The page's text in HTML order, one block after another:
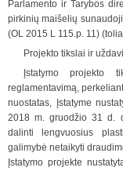
Parlamento ir Tarybos
pirkinių maišelių
(OL 2015 L 115.p. 11)
Projekto tikslai ir
Įstatymo projekto
reglamentavimą,
nuostatas, Įstatyme
2018 m. gruodžio 31 d.
dalinti lengvuosius
galimybė netaikyti
Įstatymo projekte